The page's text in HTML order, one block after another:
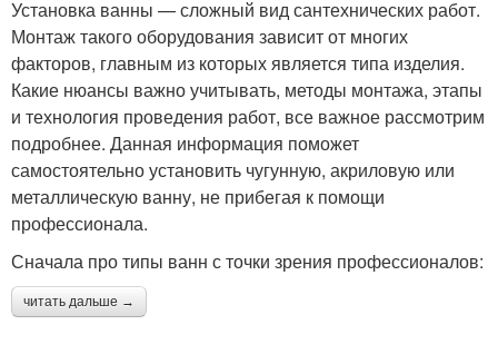
Установка ванны — сложный вид сантехнических работ.
Монтаж такого оборудования зависит от многих
факторов, главным из которых является типа изделия.
Какие нюансы важно учитывать, методы монтажа, этапы
и технология проведения работ, все важное рассмотрим
подробнее. Данная информация поможет
самостоятельно установить чугунную, акриловую или
металлическую ванну, не прибегая к помощи
профессионала.
Сначала про типы ванн с точки зрения профессионалов:
читать дальше →